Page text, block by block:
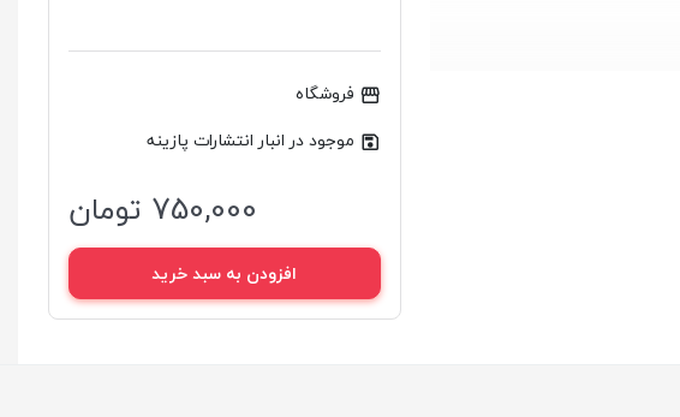
فروشگاه
موجود در انبار انتشارات پازینه
750,000 تومان
افزودن به سبد خرید